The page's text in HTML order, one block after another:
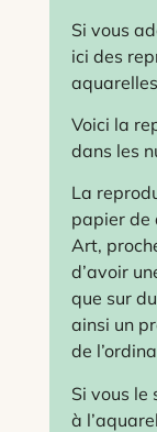
Si vous
ici des
Voici la
dans les
La
papier de
Art,
d’avoir
que sur
ainsi un
de
Si vous le
à